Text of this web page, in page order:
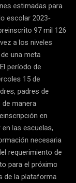
estimadas para
escolar 2023-
97 mil 126
a los niveles
una meta
período de
15 de
padres de
manera
en
las escuelas,
necesaria
requerimiento de
para el próximo
de la plataforma